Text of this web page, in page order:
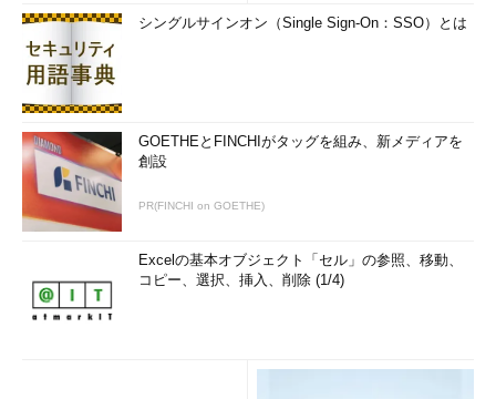
シングルサインオン（Single Sign-On：SSO）とは
GOETHEとFINCHIがタッグを組み、新メディアを
創設
PR(FINCHI on GOETHE)
Excelの基本オブジェクト「セル」の参照、移動、
コピー、選択、挿入、削除 (1/4)